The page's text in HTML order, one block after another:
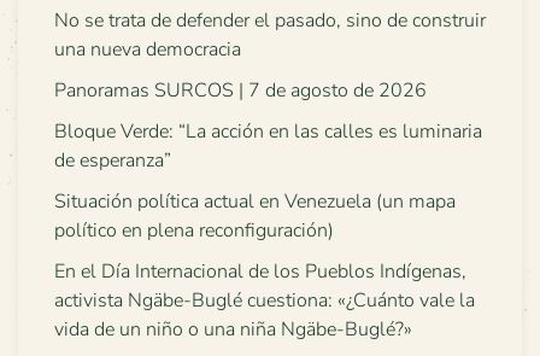
No se trata de defender el pasado, sino de construir
una nueva democracia
Panoramas SURCOS | 7 de agosto de 2026
Bloque Verde: “La acción en las calles es luminaria
de esperanza”
Situación política actual en Venezuela (un mapa
político en plena reconfiguración)
En el Día Internacional de los Pueblos Indígenas,
activista Ngäbe-Buglé cuestiona: «¿Cuánto vale la
vida de un niño o una niña Ngäbe-Buglé?»